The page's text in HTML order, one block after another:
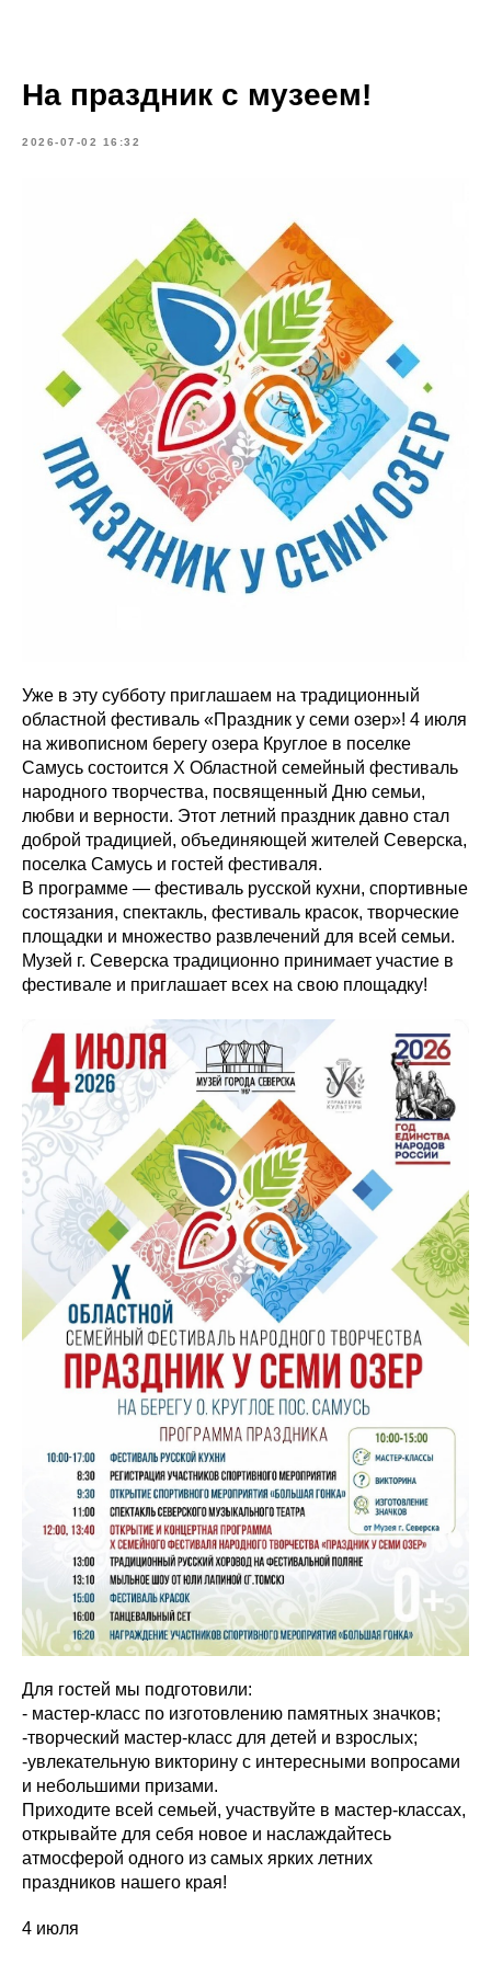
На праздник с музеем!
2026-07-02 16:32
Уже в эту субботу приглашаем на традиционный
областной фестиваль «Праздник у семи озер»! 4 июля
на живописном берегу озера Круглое в поселке
Самусь состоится X Областной семейный фестиваль
народного творчества, посвященный Дню семьи,
любви и верности. Этот летний праздник давно стал
доброй традицией, объединяющей жителей Северска,
поселка Самусь и гостей фестиваля.
В программе — фестиваль русской кухни, спортивные
состязания, спектакль, фестиваль красок, творческие
площадки и множество развлечений для всей семьи.
Музей г. Северска традиционно принимает участие в
фестивале и приглашает всех на свою площадку!
Для гостей мы подготовили:
- мастер-класс по изготовлению памятных значков;
-творческий мастер-класс для детей и взрослых;
-увлекательную викторину с интересными вопросами
и небольшими призами.
Приходите всей семьей, участвуйте в мастер-классах,
открывайте для себя новое и наслаждайтесь
атмосферой одного из самых ярких летних
праздников нашего края!
4 июля